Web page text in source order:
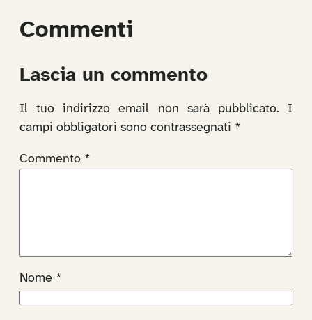
Commenti
Lascia un commento
Il tuo indirizzo email non sarà pubblicato.
I
campi obbligatori sono contrassegnati *
Commento *
Nome *